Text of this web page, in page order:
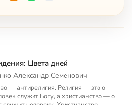
Цвета дней
Александр Семенович
— антирелигия. Религия — это о
служит Богу, а христианство — о